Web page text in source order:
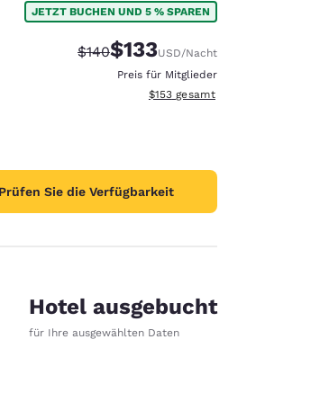
JETZT BUCHEN UND 5 % SPAREN
Durchgestrichener Preis:
$140Vergünstigter Preis:
$133USD/Nacht
Preis für Mitglieder
Geschätzte Gesamtdetails
$153 gesamt
Prüfen Sie die Verfügbarkeit
Hotel ausgebucht
für Ihre ausgewählten Daten